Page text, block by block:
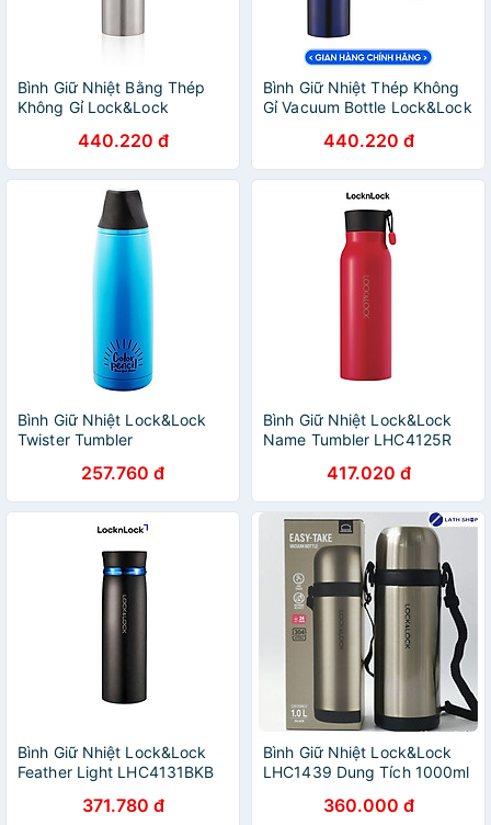
Bình Giữ Nhiệt Bằng Thép
Không Gỉ Lock&Lock
(800ML) - Màu
440.220 đ
Bình Giữ Nhiệt Thép Không
Gỉ Vacuum Bottle Lock&Lock
440.220 đ
Bình Giữ Nhiệt Lock&Lock
Twister Tumbler
257.760 đ
Bình Giữ Nhiệt Lock&Lock
Name Tumbler LHC4125R
417.020 đ
Bình Giữ Nhiệt Lock&Lock
Feather Light LHC4131BKB
371.780 đ
Bình Giữ Nhiệt Lock&Lock
LHC1439 Dung Tích 1000ml
360.000 đ